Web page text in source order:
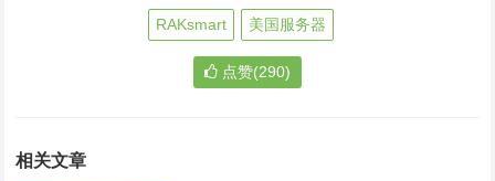
RAKsmart 美国服务器
点赞(290)
相关文章